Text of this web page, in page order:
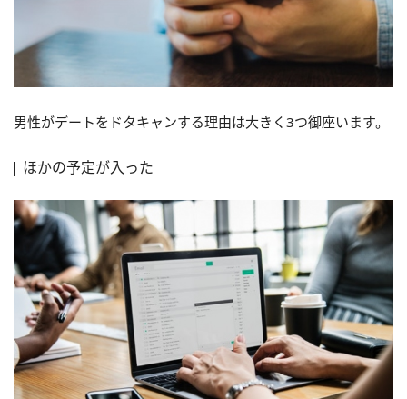
男性がデートをドタキャンする理由は大きく3つ御座います。
ほかの予定が入った